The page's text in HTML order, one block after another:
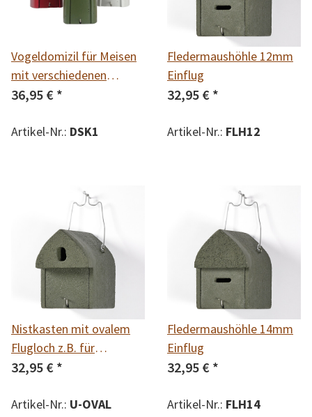
Vogeldomizil für Meisen
mit verschiedenen
Einfluglöchern
36,95 € *
Artikel-Nr.: DSK1
Fledermaushöhle 12mm
Einflug
32,95 € *
Artikel-Nr.: FLH12
Nistkasten mit ovalem
Flugloch z.B. für
Kohlmeise,Haussperling,
Wendehals &
32,95 € *
Artikel-Nr.: U-OVAL
Fledermaushöhle 14mm
Einflug
32,95 € *
Artikel-Nr.: FLH14